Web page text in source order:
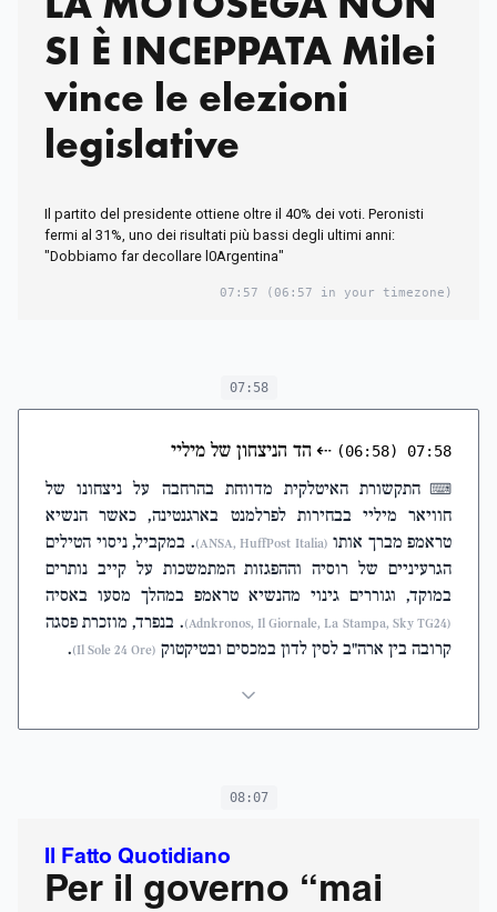
SI È INCEPPATA Milei
vince le elezioni
legislative
Il partito del presidente ottiene oltre il 40% dei voti. Peronisti
fermi al 31%, uno dei risultati più bassi degli ultimi anni:
"Dobbiamo far decollare l0Argentina"
07:57 (06:57 in your timezone)
07:58
07:58
(06:58)
⇠ הד הניצחון של מיליי
⌨ התקשורת האיטלקית מדווחת בהרחבה על ניצחונו של
חוויאר מיליי בבחירות לפרלמנט בארגנטינה, כאשר הנשיא
טראמפ מברך אותו (ANSA, HuffPost Italia)
. במקביל, ניסוי הטילים
הגרעיניים של רוסיה וההפגזות המתמשכות על קייב נותרים
במוקד, וגוררים גינוי מהנשיא טראמפ במהלך מסעו באסיה
(Adnkronos, Il Giornale, La Stampa, Sky TG24)
. בנפרד, מוזכרת פסגה
קרובה בין ארה"ב לסין לדון במכסים ובטיקטוק (Il Sole 24 Ore)
.
08:07
Il Fatto Quotidiano
Per il governo “mai